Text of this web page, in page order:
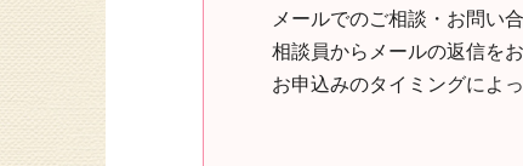
メールでのご相談・お問い
相談員からメールの返信を
お申込みのタイミングによ